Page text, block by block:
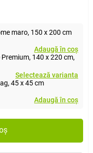
maro, 150 x 200 cm
Adaugă în coș
140 x 220 cm,
Selectează varianta
45 x 45 cm
Adaugă în coș